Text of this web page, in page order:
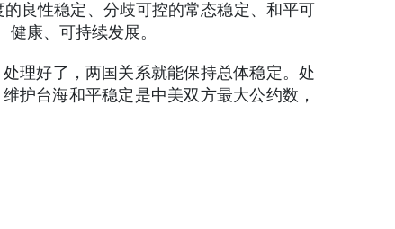
良性稳定、分歧可控的常态稳定、和平可
康、可持续发展。
理好了，两国关系就能保持总体稳定。处
护台海和平稳定是中美双方最大公约数，